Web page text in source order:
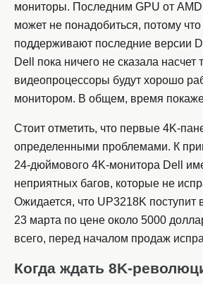
мониторы. Последним GPU от AMD
может не понадобиться, потому что
поддерживают последние версии
Dell пока ничего не сказала насчет
видеопроцессоры будут хорошо
монитором. В общем, время
Стоит отметить, что первые 4K-
определенными проблемами. К
24-дюймового 4K-монитора Dell
неприятных багов, которые не
Ожидается, что UP3218K поступит
23 марта по цене около 5000
всего, перед началом продаж
Когда ждать 8K-